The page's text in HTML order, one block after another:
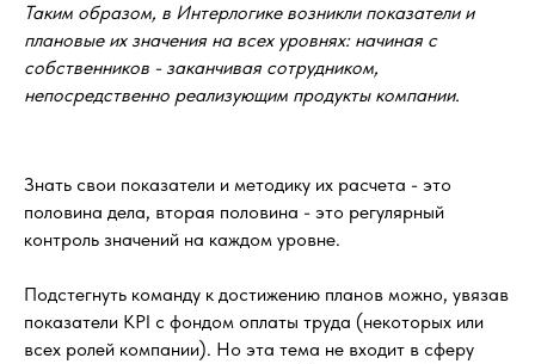
Таким образом, в Интерлогике возникли показатели и
плановые их значения на всех уровнях: начиная с
собственников - заканчивая сотрудником,
непосредственно реализующим продукты компании.
Знать свои показатели и методику их расчета - это
половина дела, вторая половина - это регулярный
контроль значений на каждом уровне.
Подстегнуть команду к достижению планов можно, увязав
показатели KPI с фондом оплаты труда (некоторых или
всех ролей компании). Но эта тема не входит в сферу